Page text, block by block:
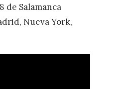
de Salamanca
Nueva York,